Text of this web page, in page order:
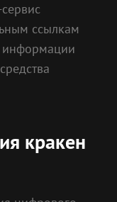
ссылкам
информации
кракен